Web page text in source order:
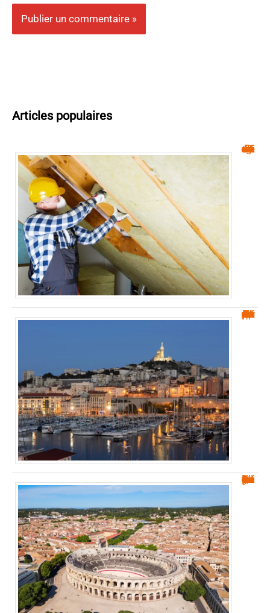
Articles populaires
Isolation : réduisez vos factures d’énergie facilement !
Belle de Mai Marseille : le quartier le plus pauvre d’Europe
Quartiers à éviter à Nîmes : guide pour les futurs habitants